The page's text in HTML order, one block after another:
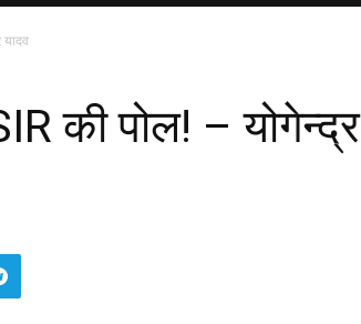
यादव
की पोल! – योगेन्द्र